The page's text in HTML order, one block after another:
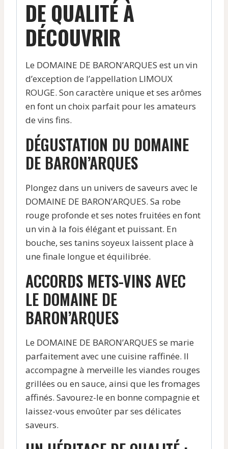
DE QUALITÉ À
DÉCOUVRIR
Le DOMAINE DE BARON’ARQUES est un vin
d’exception de l’appellation LIMOUX
ROUGE. Son caractère unique et ses arômes
en font un choix parfait pour les amateurs
de vins fins.
DÉGUSTATION DU DOMAINE
DE BARON’ARQUES
Plongez dans un univers de saveurs avec le
DOMAINE DE BARON’ARQUES. Sa robe
rouge profonde et ses notes fruitées en font
un vin à la fois élégant et puissant. En
bouche, ses tanins soyeux laissent place à
une finale longue et équilibrée.
ACCORDS METS-VINS AVEC
LE DOMAINE DE
BARON’ARQUES
Le DOMAINE DE BARON’ARQUES se marie
parfaitement avec une cuisine raffinée. Il
accompagne à merveille les viandes rouges
grillées ou en sauce, ainsi que les fromages
affinés. Savourez-le en bonne compagnie et
laissez-vous envoûter par ses délicates
saveurs.